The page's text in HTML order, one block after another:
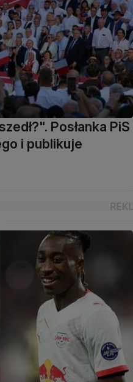
Posłanka PiS
i publikuje